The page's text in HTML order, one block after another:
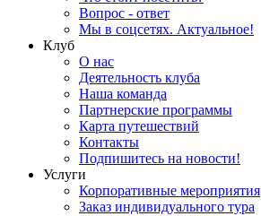
Вопрос - ответ
Мы в соцсетях. Актуальное!
Клуб
О нас
Деятельность клуба
Наша команда
Партнерские программы
Карта путешествий
Контакты
Подпишитесь на новости!
Услуги
Корпоративные мероприятия
Заказ индивидуального тура